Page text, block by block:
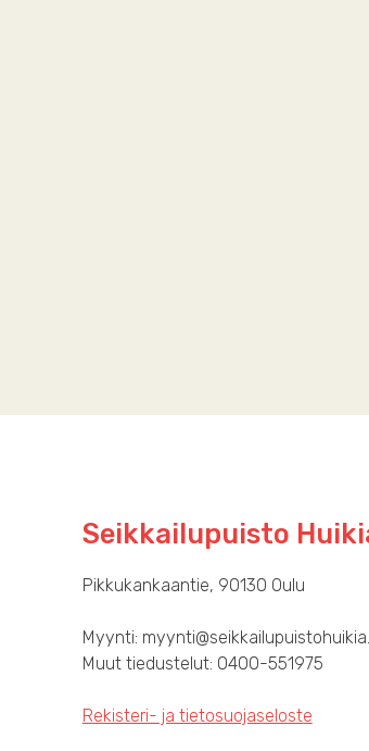
Seikkailupuisto
Pikkukankaantie, 90130 Oulu
Myynti:
Muut tiedustelut: 0400-551975
Rekisteri- ja tietosuojaseloste